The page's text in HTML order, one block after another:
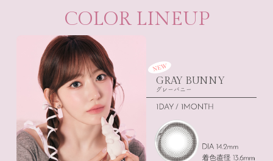
COLOR LINEUP
GRAY BUNNY
グレーバニー